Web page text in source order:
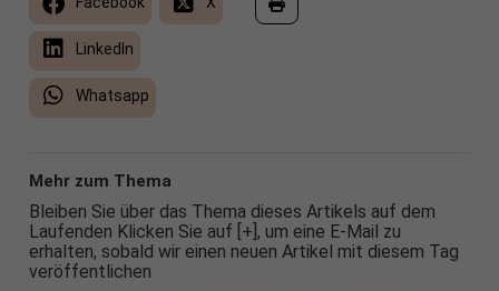
LinkedIn
Whatsapp
Mehr zum Thema
Bleiben Sie über das Thema dieses Artikels auf dem
Laufenden Klicken Sie auf [+], um eine E-Mail zu
erhalten, sobald wir einen neuen Artikel mit diesem Tag
veröffentlichen